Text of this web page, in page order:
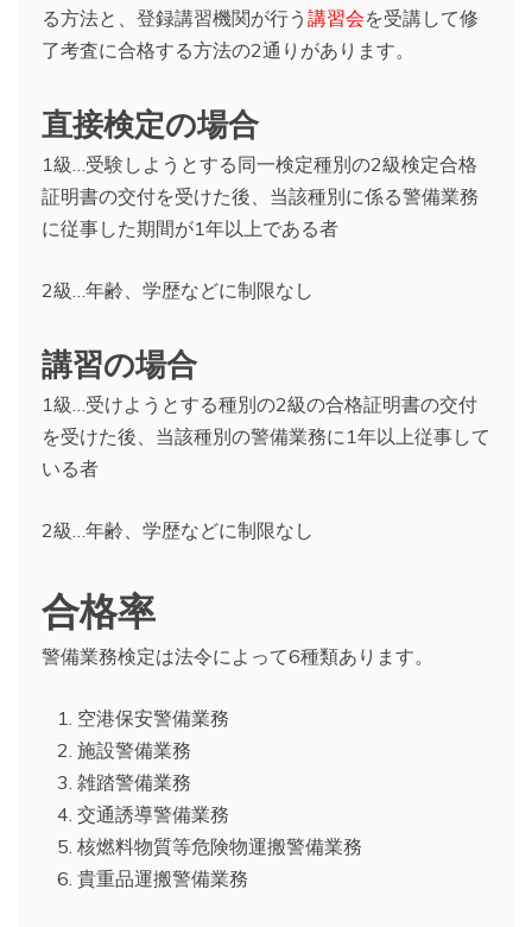
る方法と、登録講習機関が行う 講習会を受講して修
了考査に合格する方法の2通りがあります。
直接検定の場合
1級…受験しようとする同一検定種別の2級検定合格
証明書の交付を受けた後、当該種別に係る警備業務
に従事した期間が1年以上である者
2級…年齢、学歴などに制限なし
講習の場合
1級…受けようとする種別の2級の合格証明書の交付
を受けた後、当該種別の警備業務に1年以上従事して
いる者
2級…年齢、学歴などに制限なし
合格率
警備業務検定は法令によって6種類あります。
空港保安警備業務
施設警備業務
雑踏警備業務
交通誘導警備業務
核燃料物質等危険物運搬警備業務
貴重品運搬警備業務